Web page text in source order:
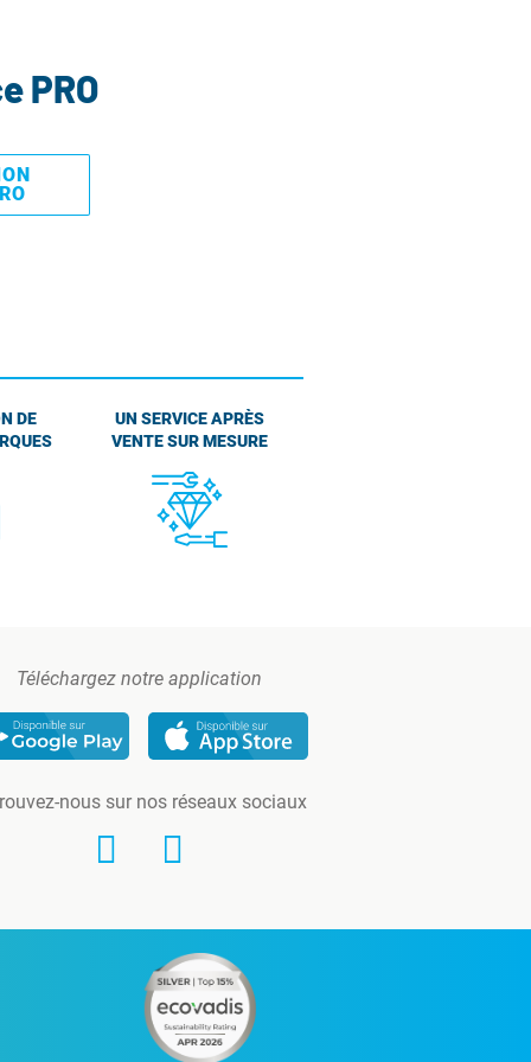
PRO
DE
UN SERVICE APRÈS
VENTE SUR MESURE
Téléchargez notre application
nous sur nos réseaux sociaux